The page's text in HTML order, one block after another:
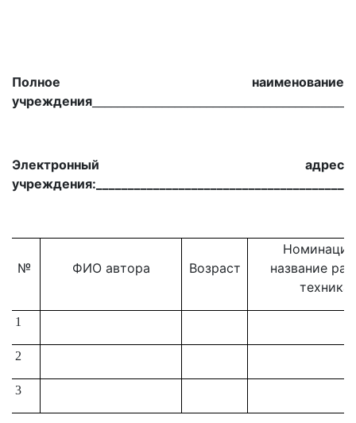
Полное наименование
учреждения
Электронный адрес
№ ФИО автора Возраст
название
техника
1
2
3